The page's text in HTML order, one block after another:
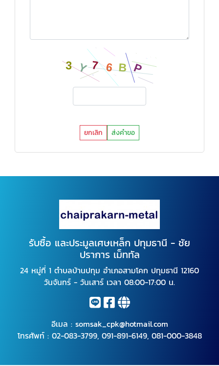
ยกเลิก ส่งคำขอ
รับซื้อ และประมูลเศษเหล็ก ปทุมธานี - ชัย
ปราการ เม็ททัล
24 หมู่ที่ 1 ตำบลบ้านปทุม อำเภอสามโคก ปทุมธานี 12160
วันจันทร์ - วันเสาร์ เวลา 08:00-17:00 น.
อีเมล : somsak_cpk@hotmail.com
โทรศัพท์ : 02-083-3799, 091-891-6149, 081-000-3848